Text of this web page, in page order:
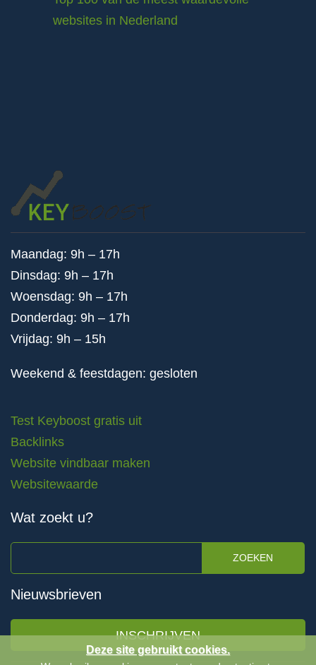
websites in Nederland
Maandag: 9h – 17h
Dinsdag: 9h – 17h
Woensdag: 9h – 17h
Donderdag: 9h – 17h
Vrijdag: 9h – 15h
Weekend & feestdagen: gesloten
Test Keyboost gratis uit
Backlinks
Website vindbaar maken
Websitewaarde
Wat zoekt u?
ZOEKEN
Nieuwsbrieven
INSCHRIJVEN
Deze site gebruikt cookies.